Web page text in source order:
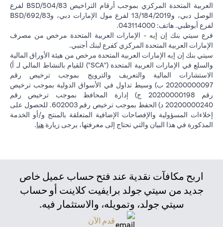
العربية المتحدة المركزي بموجب أرقام التراخيص BSD/504/83 لفرع
الوصل دبي، و13/184/2019 لفرع مول الإمارات دبي، وBSD/692/83
لفرع أبوظبي. هاتف: 043114000.
فرع سيتي بنك إن إيه - الإمارات العربية المتحدة مرخص من مصرف
الإمارات العربية المتحدة المركزي كفرع لبنك أجنبي.
سيتي بنك إن إيه الإمارات العربية المتحدة مرخص من هيئة الأوراق المالية
والسلع في الإمارات العربية المتحدة ("SCA") للقيام بالنشاط المالي لـ أ)
الاستشارات المالية والتعريف والترويج بموجب ترخيص رقم
20200000097 ب) وسيط تداول في الأسواق الدولية بموجب ترخيص
رقم 20200000198 ج) إدارة المحافظ بموجب ترخيص رقم
20200000240 د) الحفظ بموجب ترخيص رقم 602003. للحصول على
إخلاءات المسؤولية والإفصاحات الإضافية المتعلقة بالمنتج و/أو الخدمة
المذكورة في هذا البيان والتي تحتاج إلى معرفتها، يرجى زيارة هنا.
اربح مكافآت نقدية عند فتح حساب عميل خاص
جديد من سيتي جولد برايفيت كلاينت أو حساب
سيتي جولد، وتمويله، والاستثمار فيه.
قدم الآن